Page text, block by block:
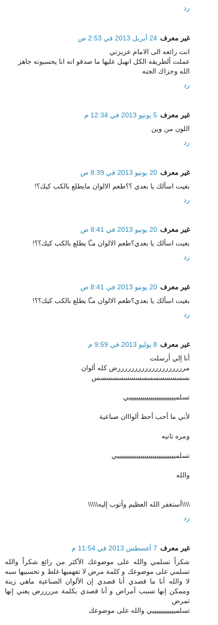
رد
غير معرف 24 أبريل 2013 في 2:53 ص
انت رائعه الى الامام عزيزتي
عملت ألطريقه الكل انهبل عليها ما صدقو انه انا يحسبونه جاهز
الله وجزاك الجنه
رد
غير معرف 5 يونيو 2013 في 12:34 م
اللون من وين
رد
غير معرف 20 يونيو 2013 في 8:39 ص
بغيت اسألك يا بعدي ؟؟طعم الالوان مايطلع بالكب كيك؟!
رد
غير معرف 20 يونيو 2013 في 8:41 ص
بغيت اسألك يا بعدي؟طعم الالوان مـْا يطلع بالكب كيك؟؟!
رد
غير معرف 20 يونيو 2013 في 8:41 ص
بغيت اسألك يا بعدي؟طعم الالوان مـْا يطلع بالكب كيك؟؟!
رد
غير معرف 8 يوليو 2013 في 9:59 م
أنا إلي أرسلت
مررررررررررررررررررررض كله ألوان
بسسسسسسسسسسسسسسسس
تسلمييييييييييييييييييييييييي
لأني ما أحب أحط ألوااان صناعية
ومره تانيه
تسلمييييييييييييييييييييييييييييييي
والله
\\\\أستغفر الله العظيم وأتوب إليه\\\\\
رد
غير معرف 7 أغسطس 2013 في 11:54 م
شكراً تسلمي والله على موضوعك الأكثر من رائع شكراً والله
تسلمي على موضوعك و كلمة مرض لا تفهميها غلط و تحسبيها سبه
لا والله أنا ما قصدي أنا قصدي إن الألوان الصناعية ماهي زينة
وممكن إنها تسبب أمراض و أنا قصدي بكلمة مررررض يعني إنها
تمرض
تسلمييييييييييييي والله على موضوعك